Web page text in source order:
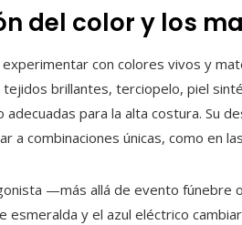
del color y los
con colores vivos y
brillantes, terciopelo, piel
para la alta costura. Su
a combinaciones únicas, como en
—más allá de evento fúnebre
esmeralda y el azul eléctrico